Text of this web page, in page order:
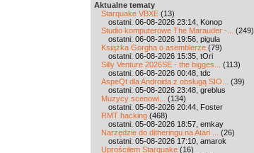
Aktualne tematy
Starquake VBXE (13)
ostatni: 06-08-2026 23:14, Konop
Studio komputerowe The Marauder -...
(249)
ostatni: 06-08-2026 19:56, pigula
Książka Gorgha o asemblerze (79)
ostatni: 06-08-2026 15:35, tOri
Silly Venture 2026SE - the bigges...
(113)
ostatni: 06-08-2026 00:48, tdc
AspeQt dla Androida z obsługą SIO...
(39)
ostatni: 05-08-2026 23:48, greblus
Muzycy scenowi...
(134)
ostatni: 05-08-2026 20:44, Foster
RMT hacking (468)
ostatni: 05-08-2026 18:57, emkay
Narzędzie do ditheringu na Atari ...
(26)
ostatni: 05-08-2026 17:10, amarok
Uprościłem Starquake (16)